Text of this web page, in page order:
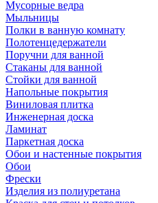
Мусорные ведра
Мыльницы
Полки в ванную комнату
Полотенцедержатели
Поручни для ванной
Стаканы для ванной
Стойки для ванной
Напольные покрытия
Виниловая плитка
Инженерная доска
Ламинат
Паркетная доска
Обои и настенные покрытия
Обои
Фрески
Изделия из полиуретана